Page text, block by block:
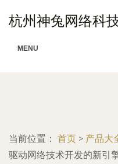
杭州神兔网络科
MENU
当前位置： 首页 > 产品大
驱动网络技术开发的新引